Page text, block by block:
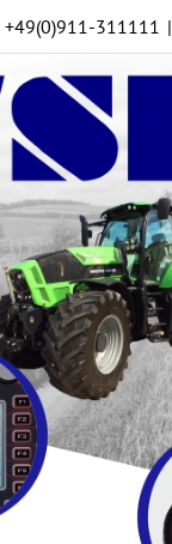
+49(0)911-311111 |